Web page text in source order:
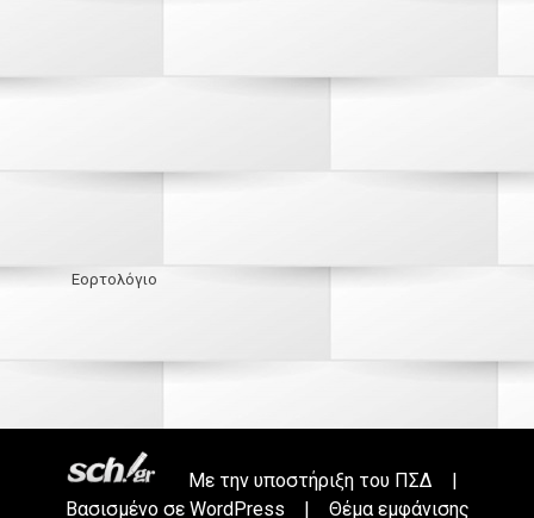
Εορτολόγιο
Με την υποστήριξη του ΠΣΔ
|
Βασισμένο σε WordPress | Θέμα εμφάνισης